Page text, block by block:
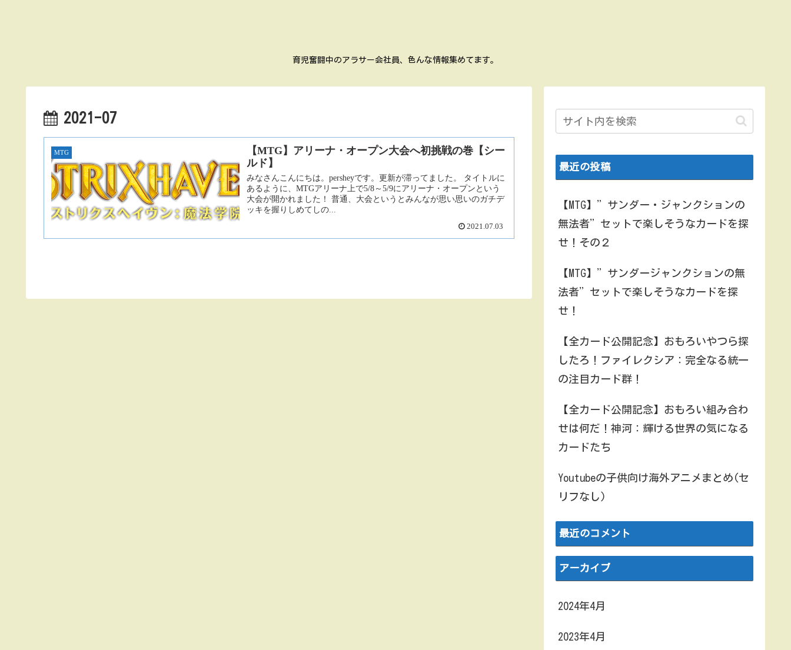
育児奮闘中のアラサー会社員、色んな情報集めてます。
2021-07
MTG
【MTG】アリーナ・オープン大会へ初挑戦の巻【シー
ルド】
みなさんこんにちは。persheyです。更新が滞ってました。 タイトルに
あるように、MTGアリーナ上で5/8～5/9にアリーナ・オープンという
大会が開かれました！ 普通、大会というとみんなが思い思いのガチデ
ッキを握りしめてしの...
2021.07.03
最近の投稿
【MTG】”サンダー・ジャンクションの
無法者”セットで楽しそうなカードを探
せ！その２
【MTG】”サンダージャンクションの無
法者”セットで楽しそうなカードを探
せ！
【全カード公開記念】おもろいやつら探
したろ！ファイレクシア：完全なる統一
の注目カード群！
【全カード公開記念】おもろい組み合わ
せは何だ！神河：輝ける世界の気になる
カードたち
Youtubeの子供向け海外アニメまとめ(セ
リフなし)
最近のコメント
アーカイブ
2024年4月
2023年4月